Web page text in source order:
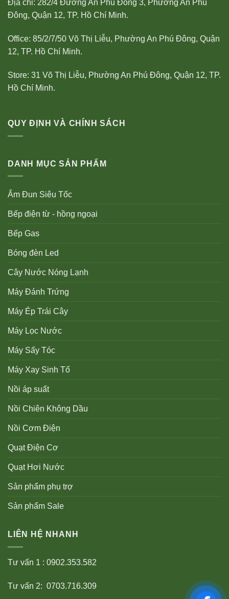
Địa chỉ: 282/4 Đường An Phú Đông 3, Phường An Phú
Đông, Quận 12, TP. Hồ Chí Minh.
Office: 85/2/7/50 Võ Thị Liễu, Phường An Phú Đông, Quận
12, TP. Hồ Chí Minh.
Store: 31 Võ Thị Liễu, Phường An Phú Đông, Quận 12, TP.
Hồ Chí Minh.
QUY ĐỊNH VÀ CHÍNH SÁCH
DANH MỤC SẢN PHẨM
Ấm Đun Siêu Tốc
Bếp điện từ - hồng ngoại
Bếp Gas
Bóng đèn Led
Cây Nước Nóng Lạnh
Máy Đánh Trứng
Máy Ép Trái Cây
Máy Lọc Nước
Máy Sấy Tóc
Máy Xay Sinh Tố
Nồi áp suất
Nồi Chiên Không Dầu
Nồi Cơm Điện
Quạt Điện Cơ
Quạt Hơi Nước
Sản phẩm phụ trợ
Sản phẩm Sale
LIÊN HỆ NHANH
Tư vấn 1 : 0902.353.582
Tư vấn 2: 0703.716.309